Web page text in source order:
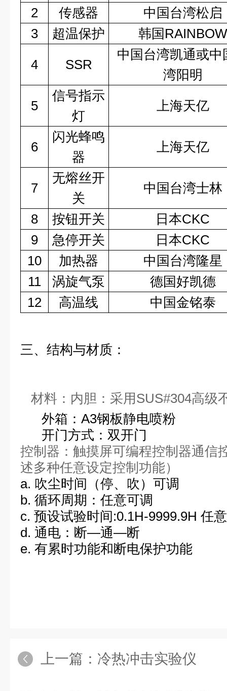
2
传感器
中国台湾松启
3
超温保护 韩国RAINBOW
4 SSR
中国台湾凯通或中
湾阳明
5
信号指示
灯
上海天亿
6
闪光蜂鸣
器
上海天亿
7
无熔丝开
关
中国台湾士林
8 按钮开关
日本CKC
9
急停开关
日本CKC
10
加热器
中国台湾隆星
11
涡旋气泵
德国好凯德
12
高温线 中国金铭泰
三、结构与材质：
材料：内胆：采用SUS#304高级
外箱：A3钢板静电喷粉
开门方式：双开门
控制器：触摸屏可编程控制器通信
述多种任意设定控制功能）
a. 吹尘时间（停、吹）可调
b. 循环周期：任意可调
c. 预设试验时间:0.1H-9999.9H 任
d. 通电：断—通—断
e. 有累时功能和断电保护功能
上一篇： 冷热冲击实验仪